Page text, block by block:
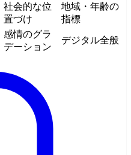
社会的な位
置づけ
地域・年齢の
指標
感情のグラ
デーション
デジタル全般